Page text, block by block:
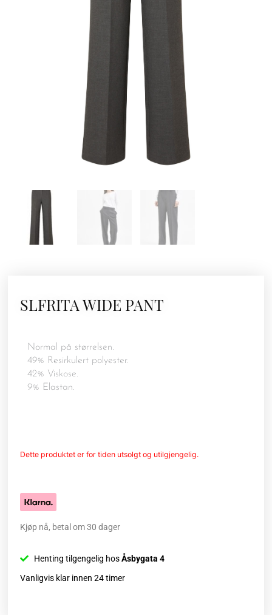
SLFRITA WIDE PANT
Normal på størrelsen.
49% Resirkulert polyester.
42% Viskose.
9% Elastan.
Dette produktet er for tiden utsolgt og utilgjengelig.
Kjøp nå, betal om 30 dager
Henting tilgengelig hosÅsbygata 4
Vanligvis klar innen 24 timer